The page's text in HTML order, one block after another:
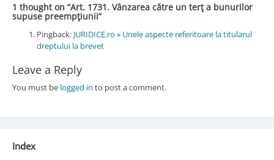
1 thought on “Art. 1731. Vânzarea către un terţ a bunurilor
supuse preempţiunii”
Pingback: JURIDICE.ro » Unele aspecte referitoare la titularul
dreptului la brevet
Leave a Reply
You must be logged in to post a comment.
Index